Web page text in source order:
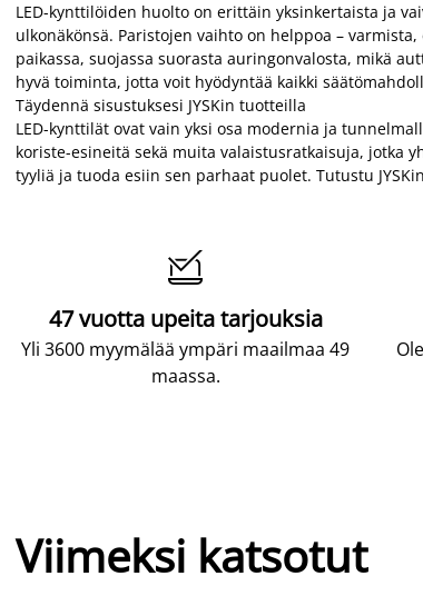
LED-kynttilöiden huolto on erittäin yksinkertaista ja
ulkonäkönsä. Paristojen vaihto on helppoa –
paikassa, suojassa suorasta auringonvalosta, mikä
hyvä toiminta, jotta voit hyödyntää kaikki
Täydennä sisustuksesi JYSKin tuotteilla
LED-kynttilät ovat vain yksi osa modernia ja
koriste-esineitä sekä muita valaistusratkaisuja, jotka
tyyliä ja tuoda esiin sen parhaat puolet. Tutustu

47 vuotta upeita tarjouksia
Yli 3600 myymälää ympäri maailmaa 49
maassa.
Viimeksi katsotut